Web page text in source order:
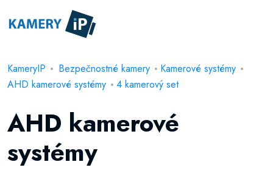
KameryIP Bezpečnostné kamery
Kamerové systémy
AHD kamerové systémy
4 kamerový set
AHD kamerové
systémy